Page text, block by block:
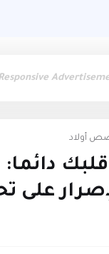
أولاد
دائما:
على